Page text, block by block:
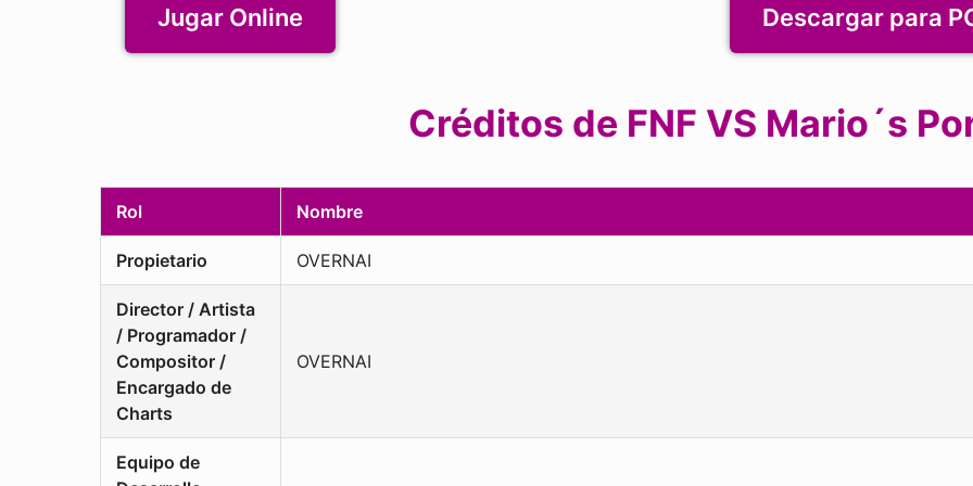
Jugar Online Descargar para
Créditos de FNF VS Mario´s
Rol Nombre
Propietario OVERNAI
Director / Artista
/ Programador /
Compositor /
Encargado de
Charts
OVERNAI
Equipo de